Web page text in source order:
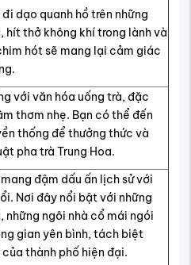
dạo quanh hồ trên những
hít thở không khí trong lành và
hót sẽ mang lại cảm giác
với văn hóa uống trà, đặc
thơm nhẹ. Bạn có thể đến
thống để thưởng thức và
pha trà Trung Hoa.
đậm dấu ấn lịch sử với
Nơi đây nổi bật với những
những ngôi nhà cổ mái ngói
gian yên bình, tách biệt
thành phố hiện đại.